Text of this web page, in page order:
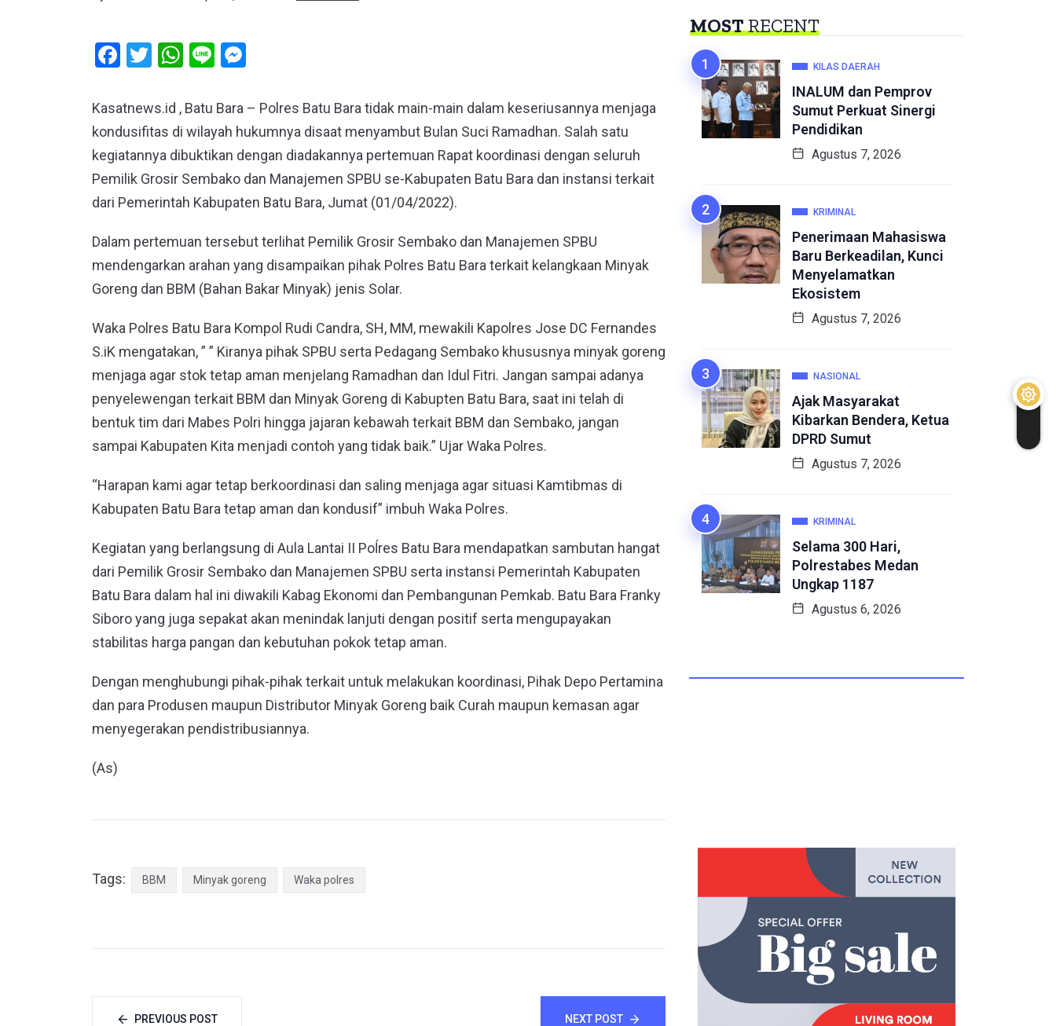
Facebook
Twitter
WhatsApp
Line
Kasatnews.id , Batu Bara – Polres Batu Bara tidak main-main dalam keseriusannya menjaga
kondusifitas di wilayah hukumnya disaat menyambut Bulan Suci Ramadhan. Salah satu
kegiatannya dibuktikan dengan diadakannya pertemuan Rapat koordinasi dengan seluruh
Pemilik Grosir Sembako dan Manajemen SPBU se-Kabupaten Batu Bara dan instansi terkait
dari Pemerintah Kabupaten Batu Bara, Jumat (01/04/2022).
Dalam pertemuan tersebut terlihat Pemilik Grosir Sembako dan Manajemen SPBU
mendengarkan arahan yang disampaikan pihak Polres Batu Bara terkait kelangkaan Minyak
Goreng dan BBM (Bahan Bakar Minyak) jenis Solar.
Waka Polres Batu Bara Kompol Rudi Candra, SH, MM, mewakili Kapolres Jose DC Fernandes
S.iK mengatakan, ” ” Kiranya pihak SPBU serta Pedagang Sembako khususnya minyak goreng
menjaga agar stok tetap aman menjelang Ramadhan dan Idul Fitri. Jangan sampai adanya
penyelewengan terkait BBM dan Minyak Goreng di Kabupten Batu Bara, saat ini telah di
bentuk tim dari Mabes Polri hingga jajaran kebawah terkait BBM dan Sembako, jangan
sampai Kabupaten Kita menjadi contoh yang tidak baik.” Ujar Waka Polres.
“Harapan kami agar tetap berkoordinasi dan saling menjaga agar situasi Kamtibmas di
Kabupaten Batu Bara tetap aman dan kondusif” imbuh Waka Polres.
Kegiatan yang berlangsung di Aula Lantai II Poĺres Batu Bara mendapatkan sambutan hangat
dari Pemilik Grosir Sembako dan Manajemen SPBU serta instansi Pemerintah Kabupaten
Batu Bara dalam hal ini diwakili Kabag Ekonomi dan Pembangunan Pemkab. Batu Bara Franky
Siboro yang juga sepakat akan menindak lanjuti dengan positif serta mengupayakan
stabilitas harga pangan dan kebutuhan pokok tetap aman.
Dengan menghubungi pihak-pihak terkait untuk melakukan koordinasi, Pihak Depo Pertamina
dan para Produsen maupun Distributor Minyak Goreng baik Curah maupun kemasan agar
menyegerakan pendistribusiannya.
(As)
Tags: BBM Minyak goreng Waka polres
PREVIOUS POST NEXT POST
MOSTRECENT
KILAS DAERAH
INALUM dan Pemprov
Sumut Perkuat Sinergi
Pendidikan
Agustus 7, 2026
KRIMINAL
Penerimaan Mahasiswa
Baru Berkeadilan, Kunci
Menyelamatkan
Ekosistem
Agustus 7, 2026
NASIONAL
Ajak Masyarakat
Kibarkan Bendera, Ketua
DPRD Sumut
Agustus 7, 2026
KRIMINAL
Selama 300 Hari,
Polrestabes Medan
Ungkap 1187
Agustus 6, 2026